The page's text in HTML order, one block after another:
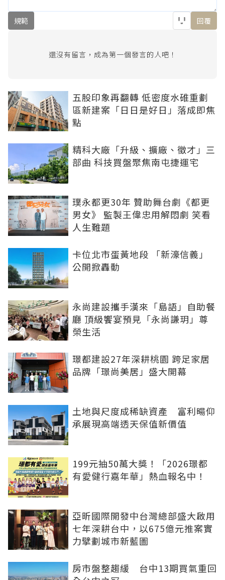
規範 回覆
還沒有留言，成為第一個發言的人吧！
五股印象再翻轉 低密度水碓重劃
區新建案「日日是好日」落成即焦
點
精科大廠「升級、擴廠、徵才」三
部曲 科技買盤聚焦南屯捷運宅
璞永都更30年 贊助舞台劇《都更
男女》 監製王偉忠用解悶劇 笑看
人生難題
卡位北市蛋黃地段 「新濠信義」
公開掀轟動
永尚建設攜手漢來「島語」自助餐
廳 頂級饗宴預見「永尚謙玥」尊
榮生活
璟都建設27年深耕桃園 跨足家居
品牌「璟尚美居」盛大開幕
土地與尺度成稀缺資產 富利暘仰
承展現高端透天保值新價值
199元抽50萬大獎！「2026璟都
有愛健行嘉年華」熱血報名中！
亞昕國際開發中台灣總部盛大啟用
七年深耕台中，以675億元推案實
力擘劃城市新藍圖
房市盤整趨緩 台中13期買氣重回